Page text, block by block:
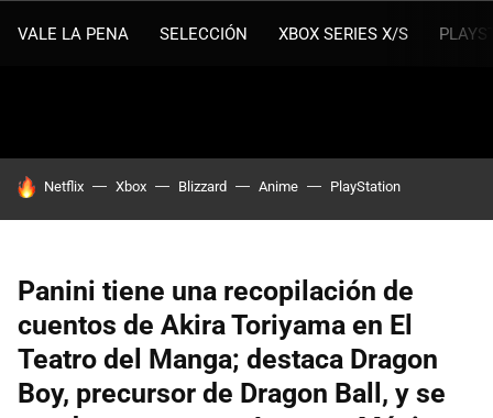
VALE LA PENA SELECCIÓN XBOX SERIES X/S
HOY SE HABLA DE
Netflix Xbox Blizzard Anime PlayStation
Panini tiene una recopilación de
cuentos de Akira Toriyama en El
Teatro del Manga; destaca Dragon
Boy, precursor de Dragon Ball, y se